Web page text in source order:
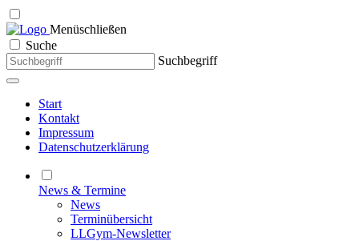
Menüschließen
Suche
Suchbegriff
Start
Kontakt
Impressum
Datenschutzerklärung
News & Termine
News
Terminübersicht
LLGym-Newsletter